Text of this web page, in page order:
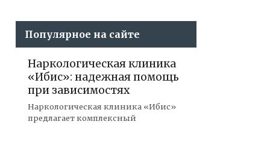
Популярное на сайте
Наркологическая клиника
«Ибис»: надежная помощь
при зависимостях
Наркологическая клиника «Ибис»
предлагает комплексный